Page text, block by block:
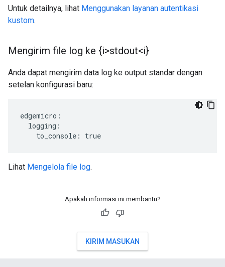
Untuk detailnya, lihat Menggunakan layanan autentikasi
kustom.
Mengirim file log ke {i>stdout<i}
Anda dapat mengirim data log ke output standar dengan
setelan konfigurasi baru:
edgemicro:
  logging:
    to_console: true
Lihat Mengelola file log.
Apakah informasi ini membantu?
KIRIM MASUKAN